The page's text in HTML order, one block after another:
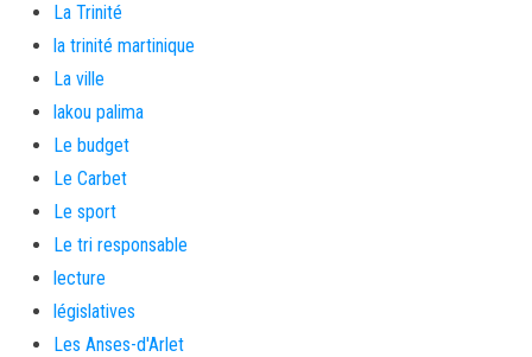
La Trinité
la trinité martinique
La ville
lakou palima
Le budget
Le Carbet
Le sport
Le tri responsable
lecture
législatives
Les Anses-d'Arlet